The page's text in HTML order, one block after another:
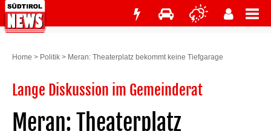
Home > Politik > Meran: Theaterplatz bekommt keine Tiefgarage
Lange Diskussion im Gemeinderat
Meran: Theaterplatz